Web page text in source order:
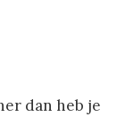
dan heb je